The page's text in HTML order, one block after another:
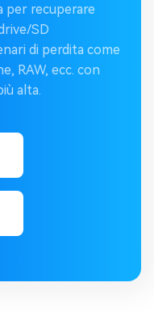
per recuperare
SD
di perdita come
RAW, ecc. con
alta.